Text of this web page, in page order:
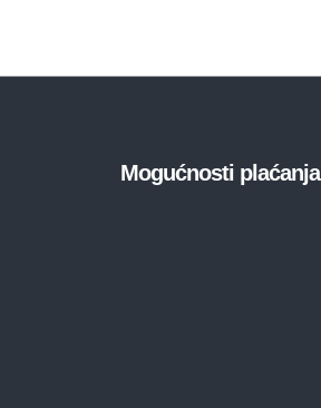
Mogućnosti plaćanja